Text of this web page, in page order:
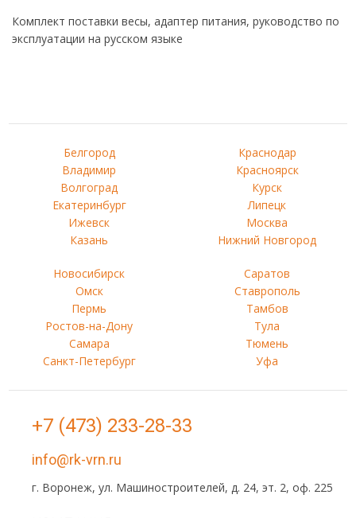
Комплект поставки весы, адаптер питания, руководство по
эксплуатации на русском языке
Белгород
Владимир
Волгоград
Екатеринбург
Ижевск
Казань
Краснодар
Красноярск
Курск
Липецк
Москва
Нижний Новгород
Новосибирск
Омск
Пермь
Ростов-на-Дону
Самара
Санкт-Петербург
Саратов
Ставрополь
Тамбов
Тула
Тюмень
Уфа
+7 (473) 233-28-33
info@rk-vrn.ru
г. Воронеж, ул. Машиностроителей, д. 24, эт. 2, оф. 225